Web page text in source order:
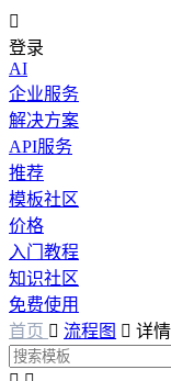

登录
AI
企业服务
解决方案
API服务
推荐
模板社区
价格
入门教程
知识社区
免费使用
首页  流程图  详情